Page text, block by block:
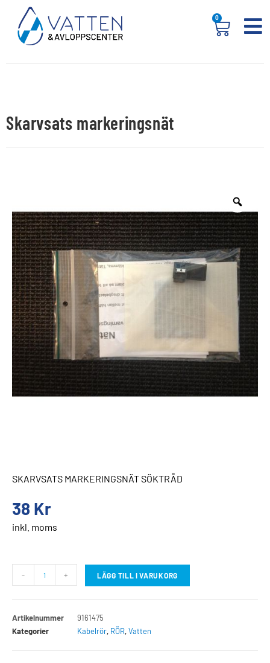
0
Skarvsats markeringsnät
SKARVSATS MARKERINGSNÄT SÖKTRÅD
38 Kr
inkl. moms
- + LÄGG TILL I VARUKORG
Artikelnummer
9161475
Kategorier
Kabelrör, RÖR,Vatten